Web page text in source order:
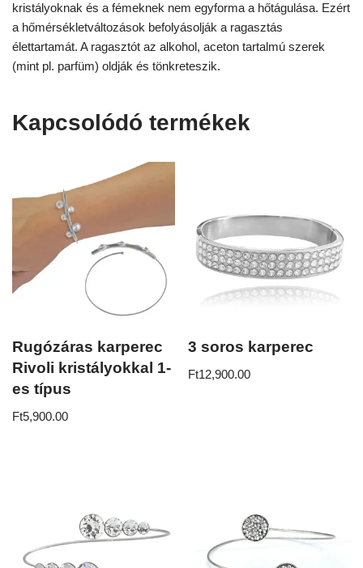
kristályoknak és a fémeknek nem egyforma a hőtágulása. Ezért
a hőmérsékletváltozások befolyásolják a ragasztás
élettartamát. A ragasztót az alkohol, aceton tartalmú szerek
(mint pl. parfüm) oldják és tönkreteszik.
Kapcsolódó termékek
Rugózáras karperec
Rivoli kristályokkal 1-
es típus
Ft5,900.00
3 soros karperec
Ft12,900.00